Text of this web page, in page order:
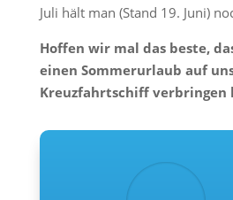
Juli hält man (Stand 19. Juni)
Hoffen wir mal das beste,
einen Sommerurlaub auf
Kreuzfahrtschiff verbringen